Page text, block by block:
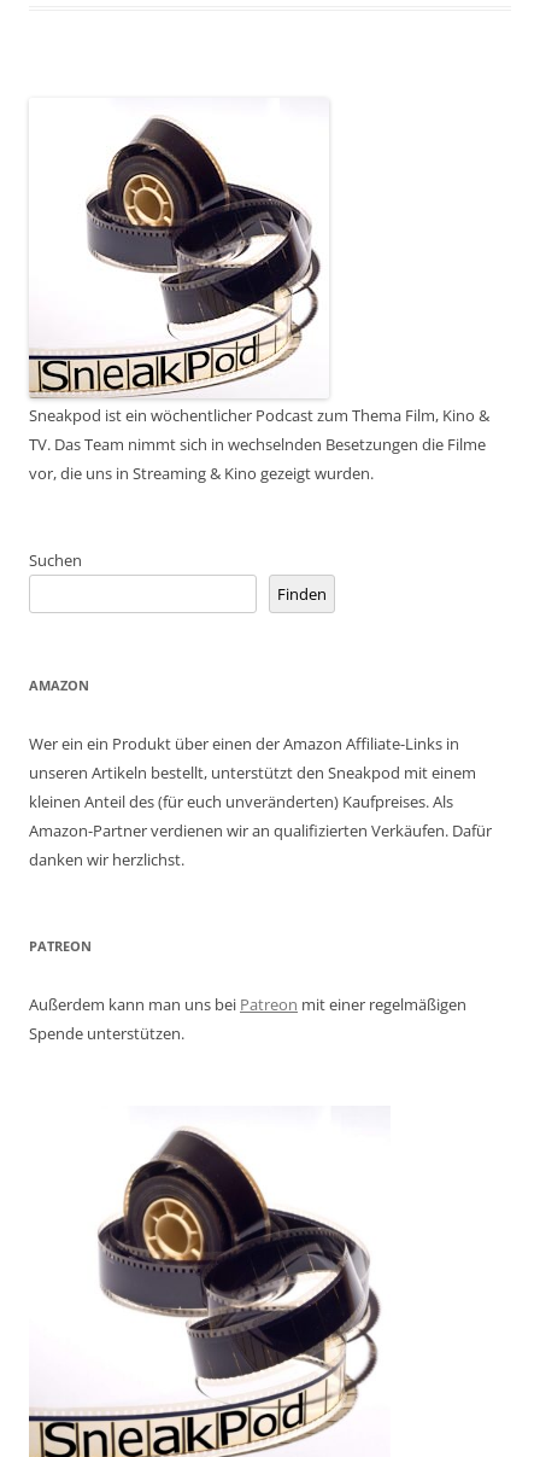
Sneakpod ist ein wöchentlicher Podcast zum Thema Film, Kino &
TV. Das Team nimmt sich in wechselnden Besetzungen die Filme
vor, die uns in Streaming & Kino gezeigt wurden.
Suchen
Finden
AMAZON
Wer ein ein Produkt über einen der Amazon Affiliate-Links in
unseren Artikeln bestellt, unterstützt den Sneakpod mit einem
kleinen Anteil des (für euch unveränderten) Kaufpreises. Als
Amazon-Partner verdienen wir an qualifizierten Verkäufen. Dafür
danken wir herzlichst.
PATREON
Außerdem kann man uns bei Patreon mit einer regelmäßigen
Spende unterstützen.